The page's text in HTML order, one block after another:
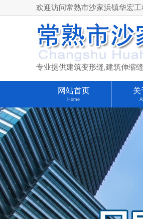
欢迎访问常熟市沙家浜镇华宏
专业提供建筑变形缝,建筑伸缩
网站首页
Home
关